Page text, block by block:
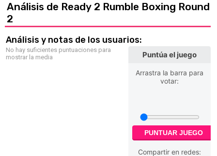
Análisis de Ready 2 Rumble Boxing Round
2
Análisis y notas de los usuarios:
No hay suficientes puntuaciones para
mostrar la media
Puntúa el juego
Arrastra la barra para
votar:
PUNTUAR JUEGO
Compartir en redes: